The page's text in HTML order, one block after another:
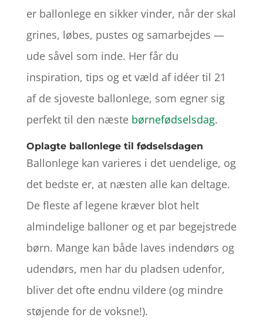
er ballonlege en sikker vinder, når der skal
grines, løbes, pustes og samarbejdes —
ude såvel som inde. Her får du
inspiration, tips og et væld af idéer til 21
af de sjoveste ballonlege, som egner sig
perfekt til den næste børnefødselsdag.
Oplagte ballonlege til fødselsdagen
Ballonlege kan varieres i det uendelige, og
det bedste er, at næsten alle kan deltage.
De fleste af legene kræver blot helt
almindelige balloner og et par begejstrede
børn. Mange kan både laves indendørs og
udendørs, men har du pladsen udenfor,
bliver det ofte endnu vildere (og mindre
støjende for de voksne!).